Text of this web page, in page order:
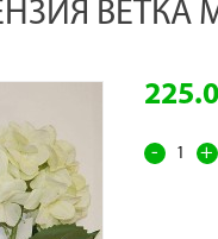
ВЕТКА
- +